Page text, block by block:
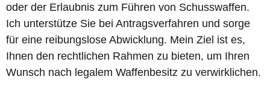
oder der Erlaubnis zum Führen von Schusswaffen.
Ich unterstütze Sie bei Antragsverfahren und sorge
für eine reibungslose Abwicklung. Mein Ziel ist es,
Ihnen den rechtlichen Rahmen zu bieten, um Ihren
Wunsch nach legalem Waffenbesitz zu verwirklichen.